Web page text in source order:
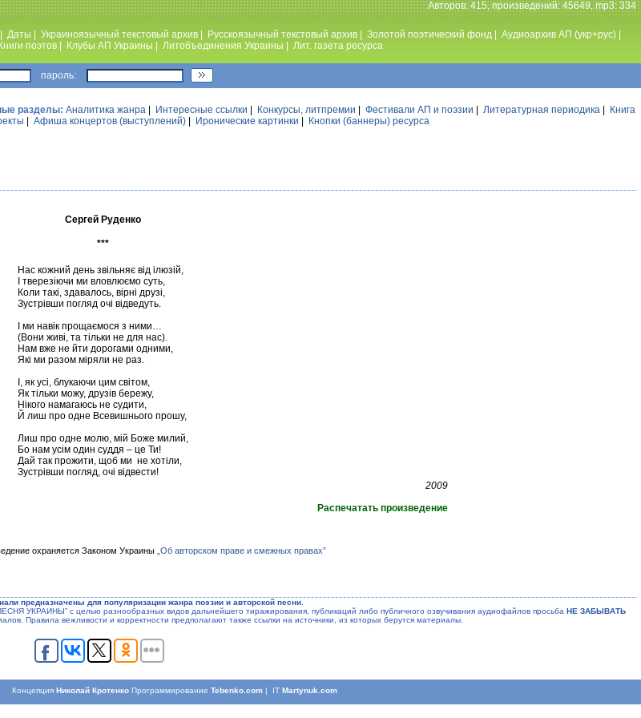
Авторов: 415, произведений: 45649, mp3: 334
Даты Украиноязычный текстовый архив Русскоязычный текстовый архив Золотой поэтический фонд Аудиоархив АП (укр+рус)
Книги поэтов Клубы АП Украины Литобъединения Украины Лит. газета ресурса
пароль:
разделы: Аналитика жанра Интересные ссылки Конкурсы, литпремии Фестивали АП и поэзии Литературная периодика
Книга
Афиша концертов (выступлений) Иронические картинки Кнопки (баннеры) ресурса
Сергей Руденко
***
Нас кожний день звільняє від ілюзій,
І тверезіючи ми вловлюємо суть,
Коли такі, здавалось, вірні друзі,
Зустрівши погляд очі відведуть.
І ми навік прощаємося з ними…
(Вони живі, та тільки не для нас).
Нам вже не йти дорогами одними,
Які ми разом міряли не раз.
І, як усі, блукаючи цим світом,
Як тільки можу, друзів бережу,
Нікого намагаюсь не судити,
Й лиш про одне Всевишнього прошу,
Лиш про одне молю, мій Боже милий,
Бо нам усім один суддя – це Ти!
Дай так прожити, щоб ми не хотіли,
Зустрівши погляд, очі відвести!
2009
Распечатать произведение
охраняется Законом Украины „Об авторском праве и смежных правах”
предназначены для популяризации жанра поэзии и авторской песни.
УКРАИНЫ” с целью разнообразных видов дальнейшего тиражирования, публикаций либо публичного озвучивания аудиофайлов просьба НЕ ЗАБЫВАТЬ
Правила вежливости и корректности предполагают также ссылки на источники, из которых берутся материалы.
КонцепцияНиколай Кротенко ПрограммированиеTebenko.com | ITMartynuk.com